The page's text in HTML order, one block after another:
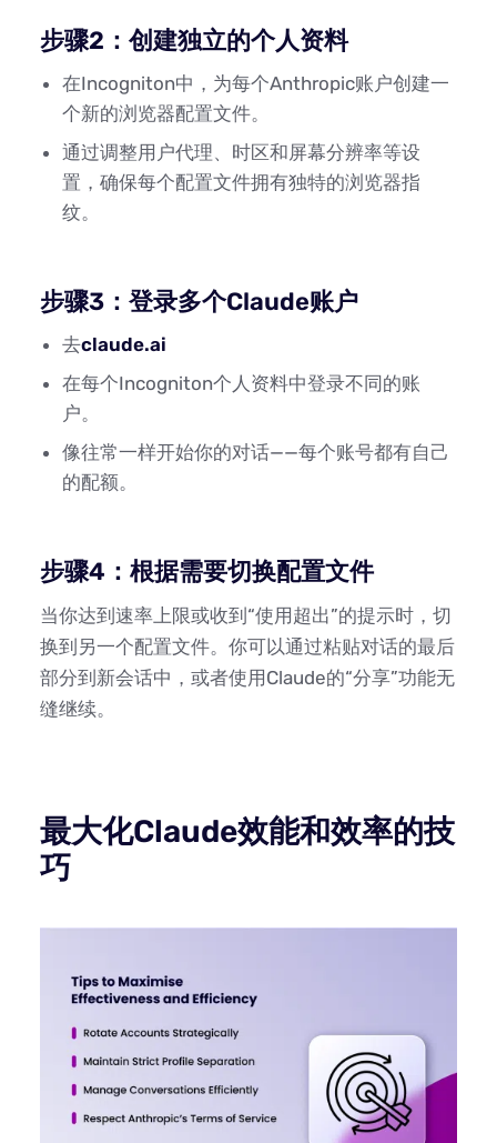
步骤2：创建独立的个人资料
在Incogniton中，为每个Anthropic账户创建一
个新的浏览器配置文件。
通过调整用户代理、时区和屏幕分辨率等设
置，确保每个配置文件拥有独特的浏览器指
纹。
步骤3：登录多个Claude账户
去claude.ai
在每个Incogniton个人资料中登录不同的账
户。
像往常一样开始你的对话——每个账号都有自己
的配额。
步骤4：根据需要切换配置文件
当你达到速率上限或收到“使用超出”的提示时，切
换到另一个配置文件。你可以通过粘贴对话的最后
部分到新会话中，或者使用Claude的“分享”功能无
缝继续。
最大化Claude效能和效率的技
巧